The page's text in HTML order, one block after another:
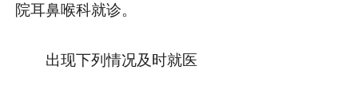
院耳鼻喉科就诊。
出现下列情况及时就医